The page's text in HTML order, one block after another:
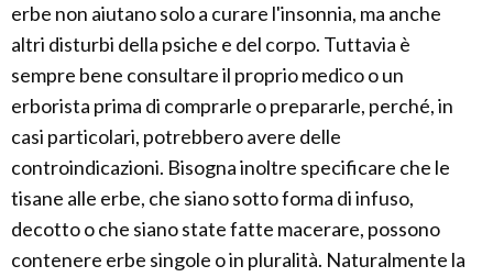
erbe non aiutano solo a curare l'insonnia, ma anche
altri disturbi della psiche e del corpo. Tuttavia è
sempre bene consultare il proprio medico o un
erborista prima di comprarle o prepararle, perché, in
casi particolari, potrebbero avere delle
controindicazioni. Bisogna inoltre specificare che le
tisane alle erbe, che siano sotto forma di infuso,
decotto o che siano state fatte macerare, possono
contenere erbe singole o in pluralità. Naturalmente la